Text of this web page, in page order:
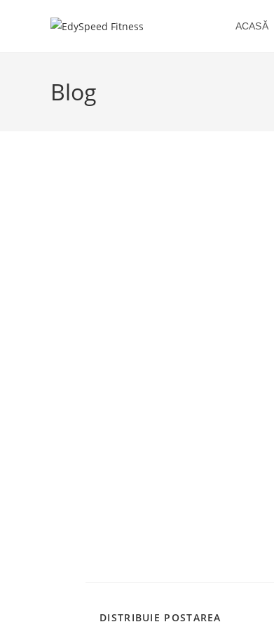
ACASĂ
Blog
DISTRIBUIE POSTAREA